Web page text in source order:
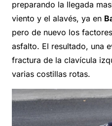
preparando la llegada
viento y el alavés, ya en
pero de nuevo los
asfalto. El resultado, una
fractura de la clavícula
varias costillas rotas.